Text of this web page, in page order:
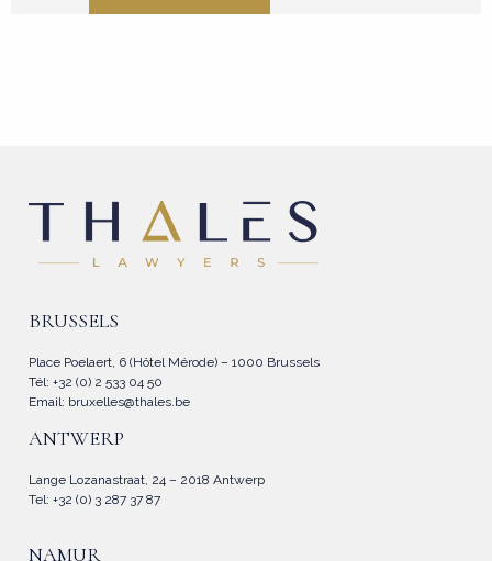
BRUSSELS
Place Poelaert, 6 (Hôtel Mérode) – 1000 Brussels
Tél: +32 (0) 2 533 04 50
Email: bruxelles@thales.be
ANTWERP
Lange Lozanastraat, 24 – 2018 Antwerp
Tel: +32 (0) 3 287 37 87
NAMUR